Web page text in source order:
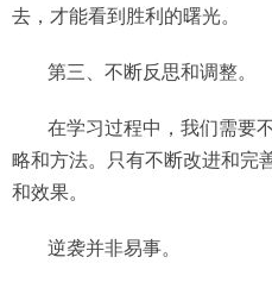
去，才能看到胜利的曙光。
第三、不断反思和调整。
在学习过程中，我们需要
略和方法。只有不断改进和完
和效果。
逆袭并非易事。